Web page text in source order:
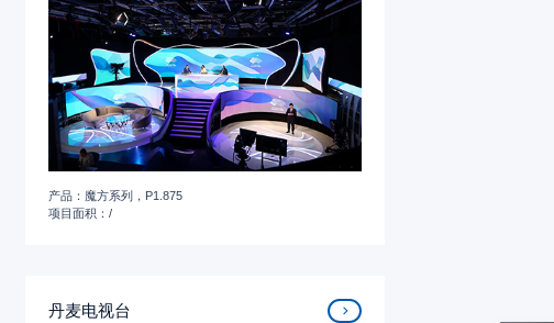
产品：魔方系列，P1.875
项目面积：/
丹麦电视台